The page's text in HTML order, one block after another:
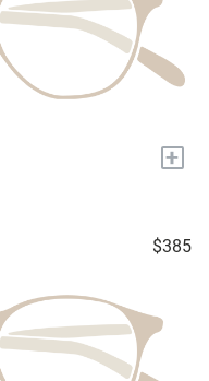
+
$385